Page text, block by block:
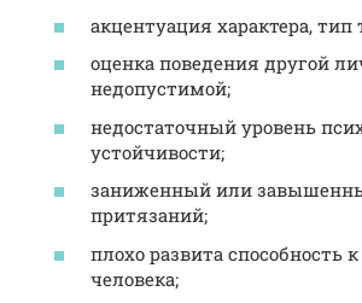
акцентуация характера,
оценка поведения другой
недопустимой;
недостаточный уровень
устойчивости;
заниженный или
притязаний;
плохо развита способность
человека;